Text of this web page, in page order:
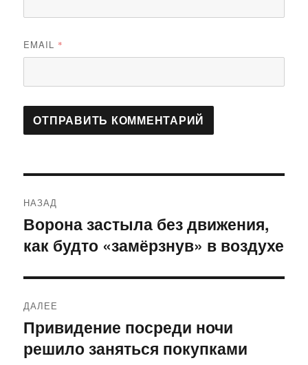
EMAIL *
по
записям
НАЗАД
Предыдущая
запись:
Ворона застыла без движения,
как будто «замёрзнув» в воздухе
ДАЛЕЕ
Следующая
запись:
Привидение посреди ночи
решило заняться покупками